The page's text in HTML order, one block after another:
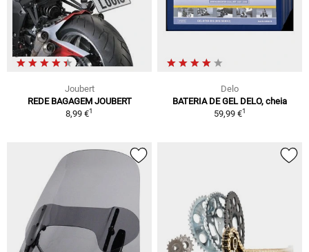
Joubert
REDE BAGAGEM JOUBERT
8,99 €1
Delo
BATERIA DE GEL DELO, cheia
59,99 €1